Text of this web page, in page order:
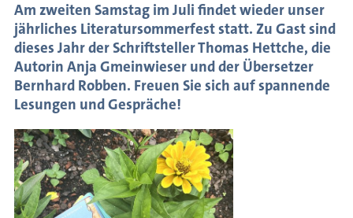
Am zweiten Samstag im Juli findet wieder unser
jährliches Literatursommerfest statt. Zu Gast sind
dieses Jahr der Schriftsteller Thomas Hettche, die
Autorin Anja Gmeinwieser und der Übersetzer
Bernhard Robben. Freuen Sie sich auf spannende
Lesungen und Gespräche!